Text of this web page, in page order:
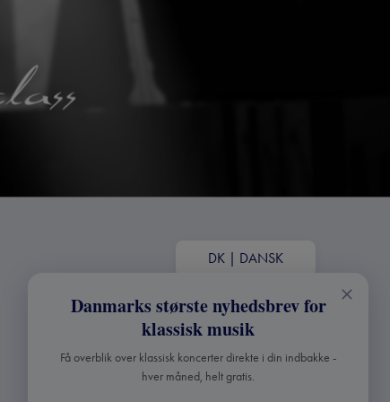
DK | DANSK
Danmarks største nyhedsbrev for
klassisk musik
Få overblik over klassisk koncerter direkte i din indbakke -
hver måned, helt gratis.